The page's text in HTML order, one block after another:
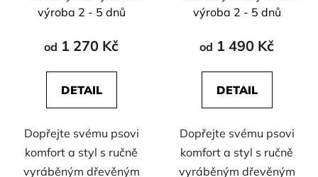
vel. XL - 2800 ml
výroba 2 - 5 dnů
od 1 270 Kč
DETAIL
Dopřejte svému psovi
komfort a styl s ručně
vyráběným dřevěným
vel. XXL - 4500 ml
výroba 2 - 5 dnů
od 1 490 Kč
DETAIL
Dopřejte svému psovi
komfort a styl s ručně
vyráběným dřevěným